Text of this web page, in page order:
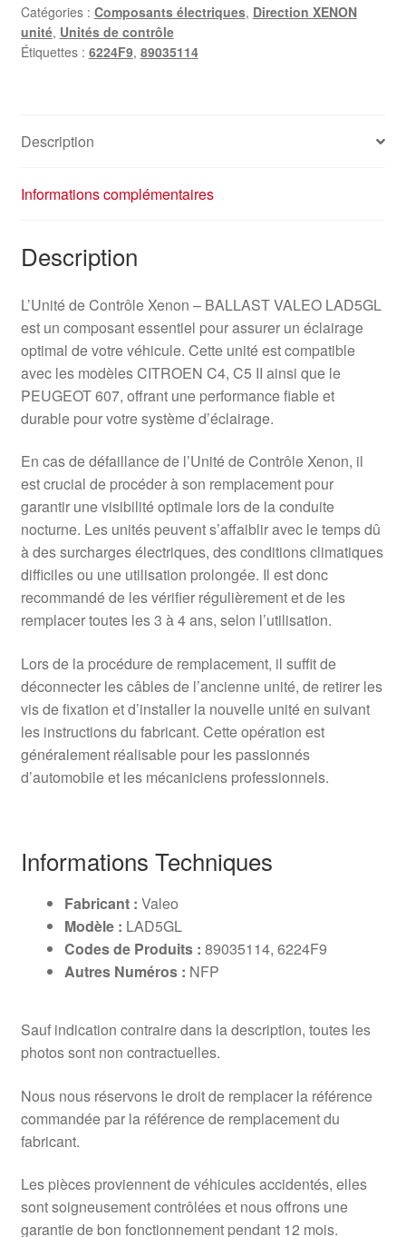
Catégories : Composants électriques, Direction XENON
unité, Unités de contrôle
Étiquettes : 6224F9, 89035114
Description
Informations complémentaires
Description
L’Unité de Contrôle Xenon – BALLAST VALEO LAD5GL
est un composant essentiel pour assurer un éclairage
optimal de votre véhicule. Cette unité est compatible
avec les modèles CITROEN C4, C5 II ainsi que le
PEUGEOT 607, offrant une performance fiable et
durable pour votre système d’éclairage.
En cas de défaillance de l’Unité de Contrôle Xenon, il
est crucial de procéder à son remplacement pour
garantir une visibilité optimale lors de la conduite
nocturne. Les unités peuvent s’affaiblir avec le temps dû
à des surcharges électriques, des conditions climatiques
difficiles ou une utilisation prolongée. Il est donc
recommandé de les vérifier régulièrement et de les
remplacer toutes les 3 à 4 ans, selon l’utilisation.
Lors de la procédure de remplacement, il suffit de
déconnecter les câbles de l’ancienne unité, de retirer les
vis de fixation et d’installer la nouvelle unité en suivant
les instructions du fabricant. Cette opération est
généralement réalisable pour les passionnés
d’automobile et les mécaniciens professionnels.
Informations Techniques
Fabricant : Valeo
Modèle : LAD5GL
Codes de Produits : 89035114, 6224F9
Autres Numéros : NFP
Sauf indication contraire dans la description, toutes les
photos sont non contractuelles.
Nous nous réservons le droit de remplacer la référence
commandée par la référence de remplacement du
fabricant.
Les pièces proviennent de véhicules accidentés, elles
sont soigneusement contrôlées et nous offrons une
garantie de bon fonctionnement pendant 12 mois.